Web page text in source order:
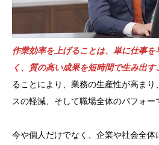
作業効率を上げることは、単に仕事
く、質の高い成果を短時間で生み出す
ることにより、業務の生産性が高ま
スの軽減、そして職場全体のパフォー
今や個人だけでなく、企業や社会全体